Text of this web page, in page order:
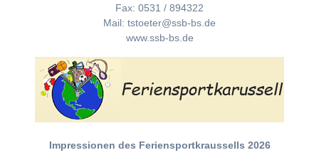
Fax: 0531 / 894322
Mail: tstoeter@ssb-bs.de
www.ssb-bs.de
Impressionen des Feriensportkraussells 2026